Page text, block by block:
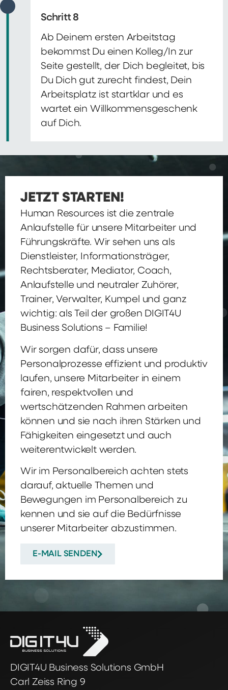
Schritt 8
Ab Deinem ersten Arbeitstag
bekommst Du einen Kolleg/In zur
Seite gestellt, der Dich begleitet, bis
Du Dich gut zurecht findest, Dein
Arbeitsplatz ist startklar und es
wartet ein Willkommensgeschenk
auf Dich.
JETZT STARTEN!
Human Resources ist die zentrale
Anlaufstelle für unsere Mitarbeiter und
Führungskräfte. Wir sehen uns als
Dienstleister, Informationsträger,
Rechtsberater, Mediator, Coach,
Anlaufstelle und neutraler Zuhörer,
Trainer, Verwalter, Kumpel und ganz
wichtig: als Teil der großen DIGIT4U
Business Solutions – Familie!
Wir sorgen dafür, dass unsere
Personalprozesse effizient und produktiv
laufen, unsere Mitarbeiter in einem
fairen, respektvollen und
wertschätzenden Rahmen arbeiten
können und sie nach ihren Stärken und
Fähigkeiten eingesetzt und auch
weiterentwickelt werden.
Wir im Personalbereich achten stets
darauf, aktuelle Themen und
Bewegungen im Personalbereich zu
kennen und sie auf die Bedürfnisse
unserer Mitarbeiter abzustimmen.
E-MAIL SENDEN
DIGIT4U Business Solutions GmbH
Carl Zeiss Ring 9